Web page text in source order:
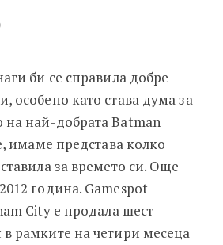
City е продала
би се справила добре
особено като става дума за
най-добрата Batman
имаме представа колко
за времето си. Още
година. Gamespot
City е продала шест
рамките на четири месеца